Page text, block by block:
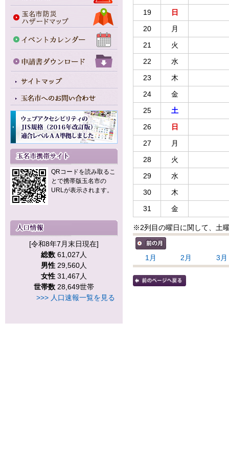
QRコードを読み取るこ
とで携帯版玉名市の
URLが表示されます。
[令和8年7月末日現在]
総数 61,027人
男性 29,560人
女性 31,467人
世帯数 28,649世帯
>>> 人口速報一覧を見る
19
日
20
月
21
火
22
水
23
木
24
金
25
土
26
日
27
月
28
火
29
水
30
木
31
金
※2列目の曜日に関して、土
1月 2月 3月